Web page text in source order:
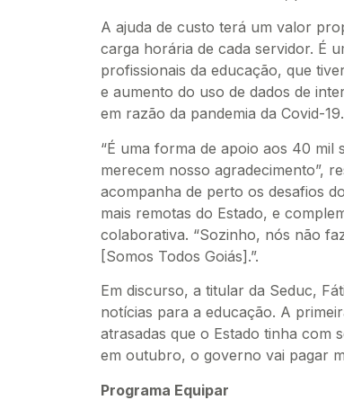
A ajuda de custo terá um valor
carga horária de cada servidor. É
profissionais da educação, que
e aumento do uso de dados de
em razão da pandemia da Covid-19.
“É uma forma de apoio aos 40 mil
merecem nosso agradecimento”,
acompanha de perto os desafios
mais remotas do Estado, e
colaborativa. “Sozinho, nós não
[Somos Todos Goiás].”.
Em discurso, a titular da Seduc,
notícias para a educação. A
atrasadas que o Estado tinha com
em outubro, o governo vai pagar
Programa Equipar